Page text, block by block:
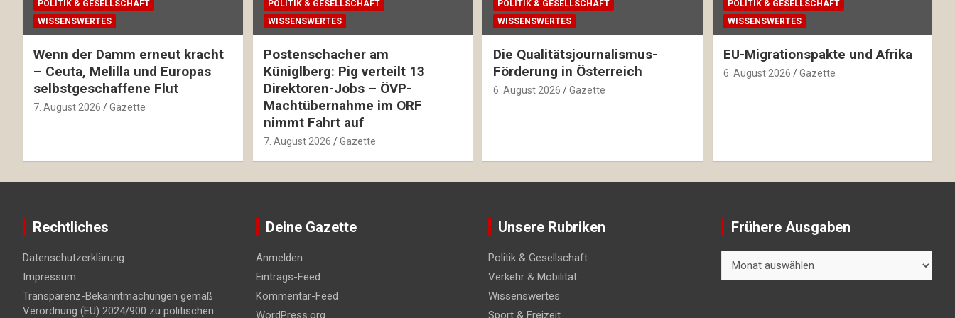
POLITIK & GESELLSCHAFT
WISSENSWERTES
Wenn der Damm erneut kracht
– Ceuta, Melilla und Europas
selbstgeschaffene Flut
7. August 2026 Gazette
POLITIK & GESELLSCHAFT
WISSENSWERTES
Postenschacher am
Küniglberg: Pig verteilt 13
Direktoren-Jobs – ÖVP-
Machtübernahme im ORF
nimmt Fahrt auf
7. August 2026 Gazette
POLITIK & GESELLSCHAFT
WISSENSWERTES
Die Qualitätsjournalismus-
Förderung in Österreich
6. August 2026 Gazette
POLITIK & GESELLSCHAFT
WISSENSWERTES
EU-Migrationspakte und Afrika
6. August 2026 Gazette
Rechtliches
Datenschutzerklärung
Impressum
Transparenz-Bekanntmachungen gemäß
Verordnung (EU) 2024/900 zu politischen
Deine Gazette
Anmelden
Eintrags-Feed
Kommentar-Feed
Unsere Rubriken
Politik & Gesellschaft
Verkehr & Mobilität
Wissenswertes
Frühere Ausgaben
Ausgaben